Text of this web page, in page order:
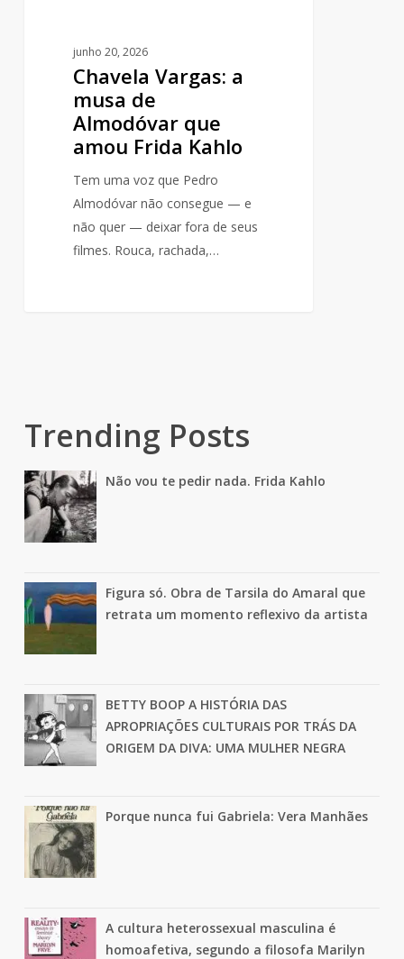
junho 20, 2026
Chavela Vargas: a
musa de
Almodóvar que
amou Frida Kahlo
Tem uma voz que Pedro
Almodóvar não consegue — e
não quer — deixar fora de seus
filmes. Rouca, rachada,…
Trending Posts
Não vou te pedir nada. Frida Kahlo
Figura só. Obra de Tarsila do Amaral que
retrata um momento reflexivo da artista
BETTY BOOP A HISTÓRIA DAS
APROPRIAÇÕES CULTURAIS POR TRÁS DA
ORIGEM DA DIVA: UMA MULHER NEGRA
Porque nunca fui Gabriela: Vera Manhães
A cultura heterossexual masculina é
homoafetiva, segundo a filosofa Marilyn